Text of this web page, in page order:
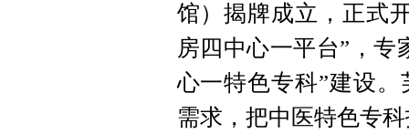
馆）揭牌成立，正式
房四中心一平台”，专
心一特色专科”建设
需求，把中医特色专